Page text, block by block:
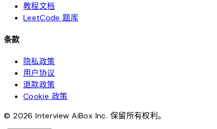
教程文档
LeetCode 题库
条款
隐私政策
用户协议
退款政策
Cookie 政策
© 2026 Interview AiBox Inc. 保留所有权利。